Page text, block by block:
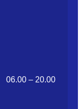
06.00 – 20.00